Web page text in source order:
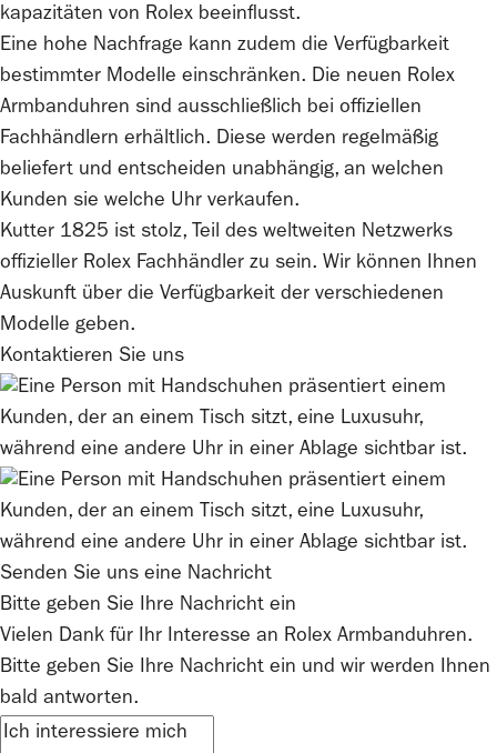
kapazitäten von Rolex beeinflusst.
Eine hohe Nachfrage kann zudem die Verfügbarkeit
bestimmter Modelle einschränken. Die neuen Rolex
Armbanduhren sind ausschließlich bei offiziellen
Fachhändlern erhältlich. Diese werden regelmäßig
beliefert und entscheiden unabhängig, an welchen
Kunden sie welche Uhr verkaufen.
Kutter 1825 ist stolz, Teil des weltweiten Netzwerks
offizieller Rolex Fachhändler zu sein. Wir können Ihnen
Auskunft über die Verfügbarkeit der verschiedenen
Modelle geben.
Kontaktieren Sie uns
Senden Sie uns eine Nachricht
Bitte geben Sie Ihre Nachricht ein
Vielen Dank für Ihr Interesse an Rolex Armbanduhren.
Bitte geben Sie Ihre Nachricht ein und wir werden Ihnen
bald antworten.